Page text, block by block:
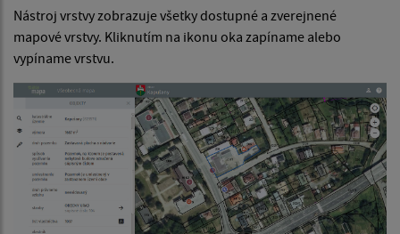
Nástroj vrstvy zobrazuje všetky dostupné a zverejnené
mapové vrstvy. Kliknutím na ikonu oka zapíname alebo
vypíname vrstvu.